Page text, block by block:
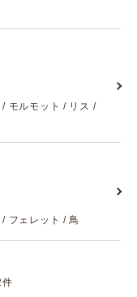
モルモット / リス /
フェレット / 鳥
件